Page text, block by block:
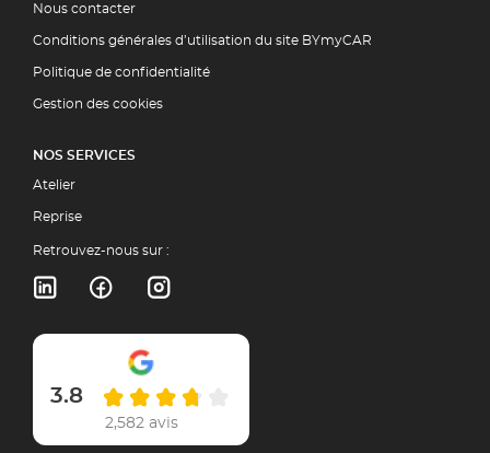
Nous contacter
Conditions générales d’utilisation du site BYmyCAR
Politique de confidentialité
Gestion des cookies
NOS SERVICES
Atelier
Reprise
Retrouvez-nous sur :
3.8
2,582 avis